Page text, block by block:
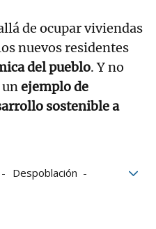
de ocupar viviendas
nuevos residentes
del pueblo. Y no
unejemplo de
sostenible a
Despoblación